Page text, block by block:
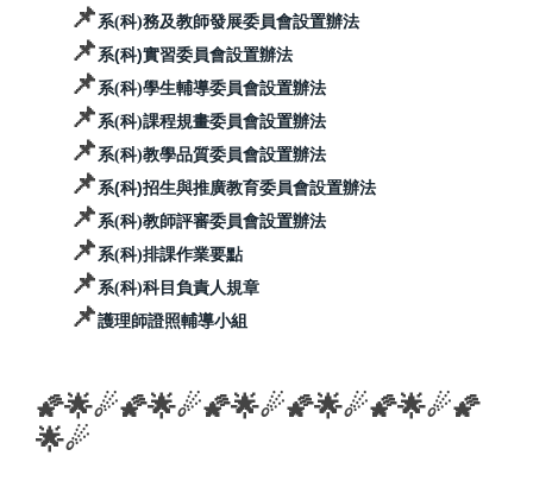
📌系(科)務及教師發展委員會設置辦法
📌系(科)實習委員會設置辦法
📌系(科)學生輔導委員會設置辦法
📌系(科)課程規畫委員會設置辦法
📌系(科)教學品質委員會設置辦法
📌系(科)招生與推廣教育委員會設置辦法
📌系(科)教師評審委員會設置辦法
📌系(科)排課作業要點
📌系(科)科目負責人規章
📌護理師證照輔導小組
🌠🌟☄︎🌠🌟☄︎🌠🌟☄︎🌠🌟☄︎🌠🌟☄︎🌠
🌟☄︎